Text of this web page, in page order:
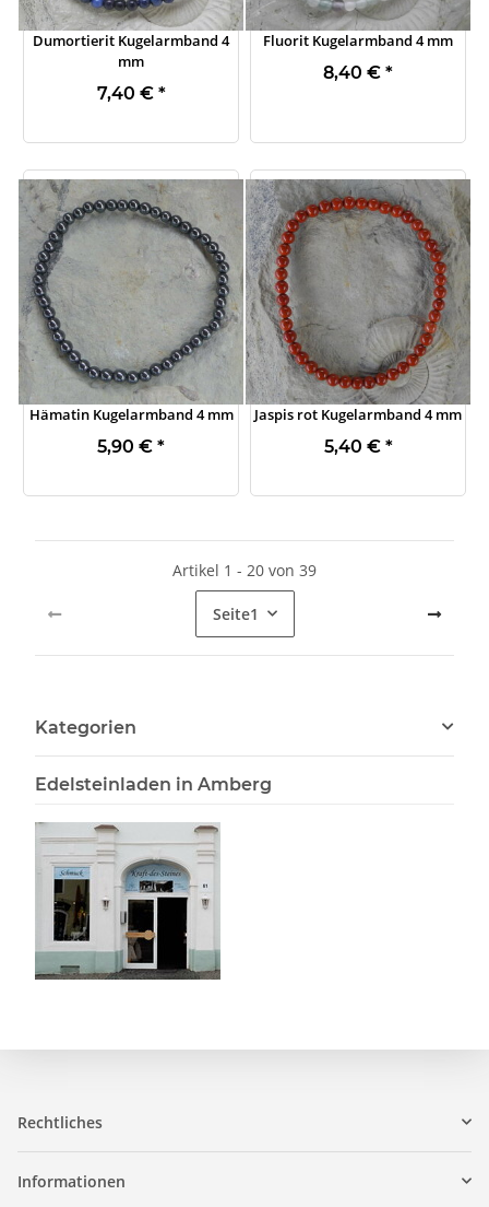
Dumortierit Kugelarmband 4
mm
7,40 € *
Fluorit Kugelarmband 4 mm
8,40 € *
Hämatin Kugelarmband 4 mm
5,90 € *
Jaspis rot Kugelarmband 4 mm
5,40 € *
Artikel 1 - 20 von 39
Seite1
Kategorien
Edelsteinladen in Amberg
Rechtliches
Informationen